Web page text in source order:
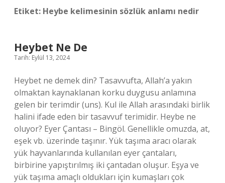
Etiket: Heybe kelimesinin sözlük anlamı nedir
Heybet Ne De
Tarih: Eylül 13, 2024
Heybet ne demek din? Tasavvufta, Allah’a yakın
olmaktan kaynaklanan korku duygusu anlamına
gelen bir terimdir (uns). Kul ile Allah arasındaki birlik
halini ifade eden bir tasavvuf terimidir. Heybe ne
oluyor? Eyer Çantası – Bingöl. Genellikle omuzda, at,
eşek vb. üzerinde taşınır. Yük taşıma aracı olarak
yük hayvanlarında kullanılan eyer çantaları,
birbirine yapıştırılmış iki çantadan oluşur. Eşya ve
yük taşıma amaçlı oldukları için kumaşları çok